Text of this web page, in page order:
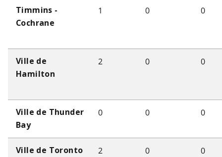
Timmins -
Cochrane
1 0 0
Ville de
Hamilton
2 0 0
Ville de Thunder
Bay
0 0 0
Ville de Toronto 2 0 0